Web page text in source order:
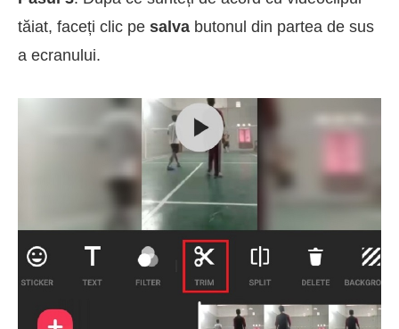
tăiat, faceți clic pe salva butonul din partea de sus
a ecranului.